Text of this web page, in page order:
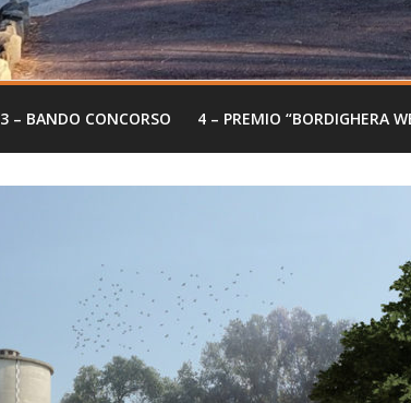
3 – BANDO CONCORSO 4 – PREMIO “BORDIGHERA